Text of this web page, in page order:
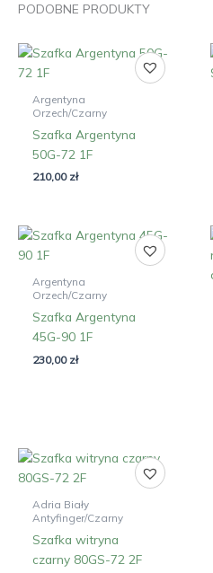
PODOBNE PRODUKTY
Argentyna
Orzech/Czarny
Szafka Argentyna
50G-72 1F
210,00 zł
Argentyna
Orzech/Czarny
Szafka Argentyna
45G-90 1F
230,00 zł
Adria Biały
Antyfinger/Czarny
Szafka witryna
czarny 80GS-72 2F